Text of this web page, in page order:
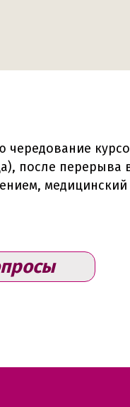
чередование
после перерыва
медицинский